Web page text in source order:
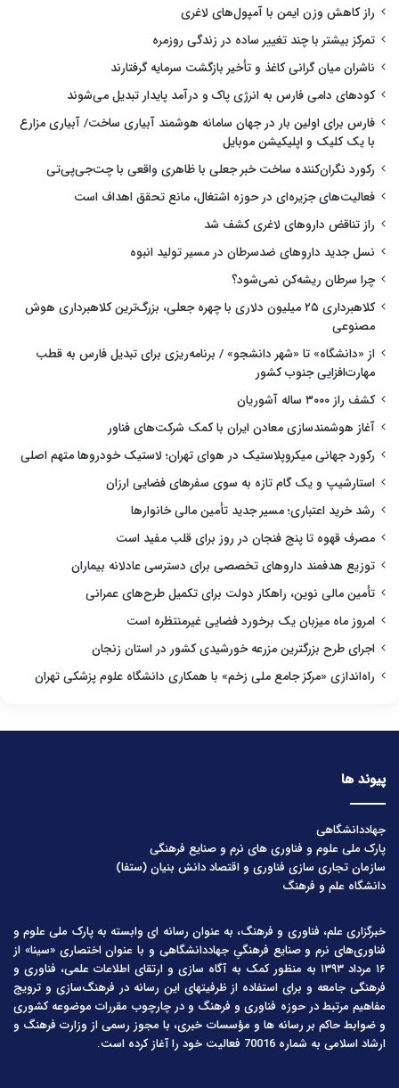
راز کاهش وزن ایمن با آمپول‌های لاغری
تمرکز بیشتر با چند تغییر ساده در زندگی روزمره
ناشران میان گرانی کاغذ و تأخیر بازگشت سرمایه گرفتارند
کودهای دامی فارس به انرژی پاک و درآمد پایدار تبدیل می‌شوند
فارس برای اولین بار در جهان سامانه هوشمند آبیاری ساخت/ آبیاری مزارع
با یک کلیک و اپلیکیشن موبایل
رکورد نگران‌کننده ساخت خبر جعلی با ظاهری واقعی با چت‌جی‌پی‌تی
فعالیت‌های جزیره‌ای در حوزه اشتغال، مانع تحقق اهداف است
راز تناقض داروهای لاغری کشف شد
نسل جدید داروهای ضدسرطان در مسیر تولید انبوه
چرا سرطان ریشه‌کن نمی‌شود؟
کلاهبرداری ۲۵ میلیون دلاری با چهره جعلی، بزرگ‌ترین کلاهبرداری هوش
مصنوعی
از «دانشگاه» تا «شهر دانشجو» / برنامه‌ریزی برای تبدیل فارس به قطب
مهارت‌افزایی جنوب کشور
کشف راز ۳۰۰۰ ساله آشوریان
آغاز هوشمندسازی معادن ایران با کمک شرکت‌های فناور
رکورد جهانی میکروپلاستیک در هوای تهران؛ لاستیک خودروها متهم اصلی
استارشیپ و یک گام تازه به سوی سفرهای فضایی ارزان
رشد خرید اعتباری؛ مسیر جدید تأمین مالی خانوارها
مصرف قهوه تا پنج فنجان در روز برای قلب مفید است
توزیع هدفمند داروهای تخصصی برای دسترسی عادلانه بیماران
تأمین مالی نوین، راهکار دولت برای تکمیل طرح‌های عمرانی
امروز ماه میزبان یک برخورد فضایی غیرمنتظره است
اجرای طرح بزرگترین مزرعه خورشیدی کشور در استان زنجان
راه‌اندازی «مرکز جامع ملی زخم» با همکاری دانشگاه علوم پزشکی تهران
پیوند ها
جهاددانشگاهی
پارک ملی علوم و فناوری های نرم و صنایع فرهنگی
سازمان تجاری سازی فناوری و اقتصاد دانش بنیان (ستفا)
دانشگاه علم و فرهنگ
خبرگزاری علم، فناوری و فرهنگ، به عنوان رسانه ای وابسته به پارک ملی علوم و
فناوری‌های نرم و صنایع فرهنگیِ جهاددانشگاهی و با عنوان اختصاری «سینا» از
۱۶ مرداد ۱۳۹۳ به منظور کمک به آگاه سازی و ارتقای اطلاعات علمی، فناوری و
فرهنگی جامعه و برای استفاده از ظرفیتهای این رسانه در فرهنگ‌سازی و ترویج
مفاهیم مرتبط در حوزه فناوری و فرهنگ و در چارچوب مقررات موضوعه کشوری
و ضوابط حاکم بر رسانه ها و مؤسسات خبری، با مجوز رسمی از وزارت فرهنگ و
ارشاد اسلامی به شماره 70016 فعالیت خود را آغاز کرده است.